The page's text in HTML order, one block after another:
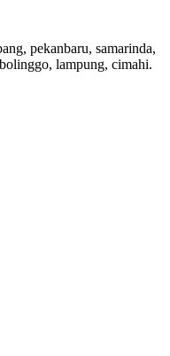
pekanbaru, samarinda,
lampung, cimahi.